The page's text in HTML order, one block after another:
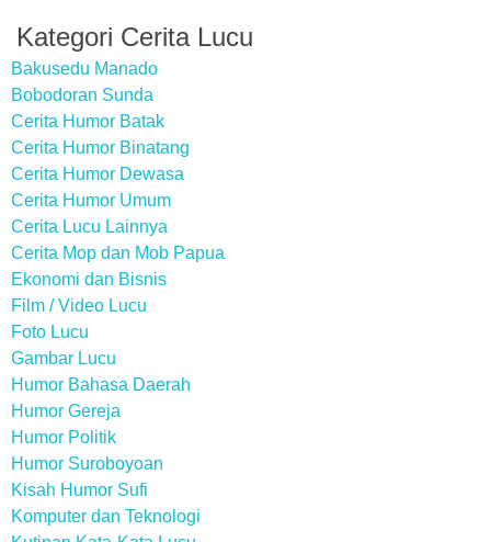
Kategori Cerita Lucu
Bakusedu Manado
Bobodoran Sunda
Cerita Humor Batak
Cerita Humor Binatang
Cerita Humor Dewasa
Cerita Humor Umum
Cerita Lucu Lainnya
Cerita Mop dan Mob Papua
Ekonomi dan Bisnis
Film / Video Lucu
Foto Lucu
Gambar Lucu
Humor Bahasa Daerah
Humor Gereja
Humor Politik
Humor Suroboyoan
Kisah Humor Sufi
Komputer dan Teknologi